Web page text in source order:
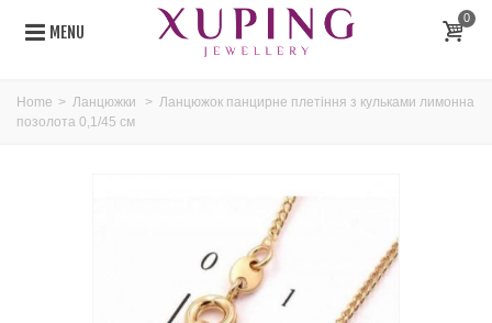
MENU
0
Home > Ланцюжки > Ланцюжок панцирне плетіння з кульками лимонна
позолота 0,1/45 см